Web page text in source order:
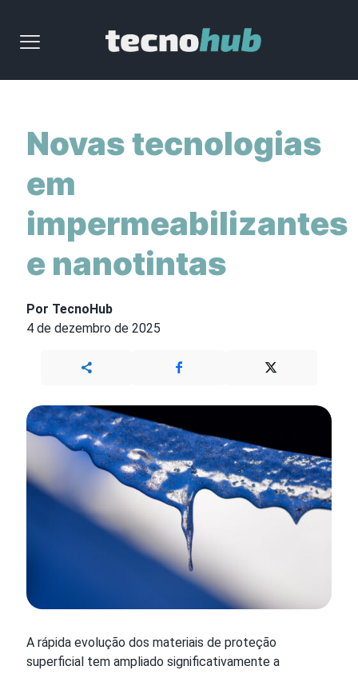
Novas tecnologias
em
impermeabilizantes
e nanotintas
Por TecnoHub
4 de dezembro de 2025
A rápida evolução dos materiais de proteção
superficial tem ampliado significativamente a